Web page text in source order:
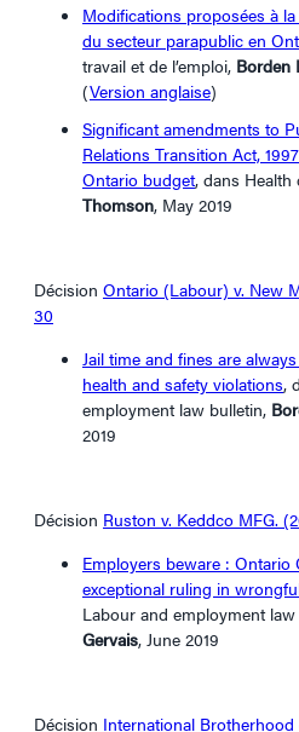
Modifications proposées à
du secteur parapublic en
travail et de l’emploi, Borden
(Version anglaise)
Significant amendments to
Relations Transition Act,
Ontario budget, dans
Thomson, May 2019
Décision Ontario (Labour) v. New
30
Jail time and fines are
health and safety violations,
employment law bulletin,
2019
Décision Ruston v. Keddco MFG.
Employers beware :
exceptional ruling in
Labour and employment
Gervais, June 2019
Décision International